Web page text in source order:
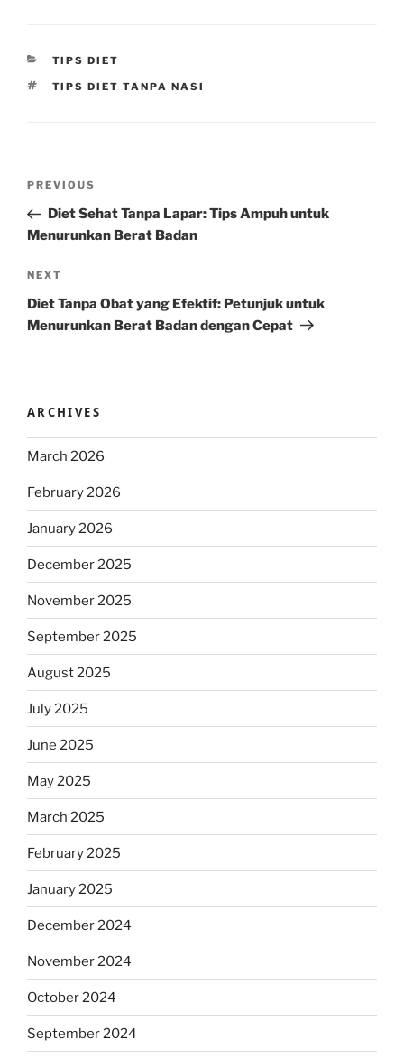
CATEGORIES
TIPS DIET
TAGS
TIPS DIET TANPA NASI
Previous
Post
PREVIOUS
Diet Sehat Tanpa Lapar: Tips Ampuh untuk
Menurunkan Berat Badan
Next
Post
NEXT
Diet Tanpa Obat yang Efektif: Petunjuk untuk
Menurunkan Berat Badan dengan Cepat
ARCHIVES
March 2026
February 2026
January 2026
December 2025
November 2025
September 2025
August 2025
July 2025
June 2025
May 2025
March 2025
February 2025
January 2025
December 2024
November 2024
October 2024
September 2024